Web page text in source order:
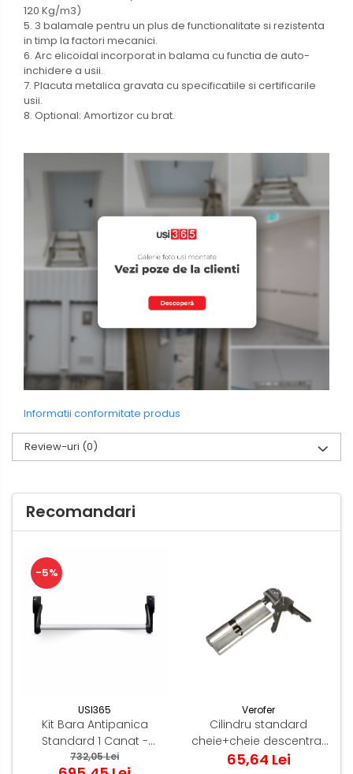
120 Kg/m3)
5. 3 balamale pentru un plus de functionalitate si rezistenta
in timp la factori mecanici.
6. Arc elicoidal incorporat in balama cu functia de auto-
inchidere a usii.
7. Placuta metalica gravata cu specificatiile si certificarile
usii.
8. Optional: Amortizor cu brat.
Informatii conformitate produs
Review-uri (0)
Recomandari
-5%
USI365
Kit Bara Antipanica
Standard 1 Canat -
(Include: broasca
732,05 Lei
Verofer
Cilindru standard
cheie+cheie descentrat
96(35-10-51) Normal 0.2
65,64 Lei